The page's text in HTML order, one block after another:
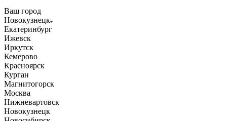
Ваш город
Новокузнецк
Екатеринбург
Ижевск
Иркутск
Кемерово
Красноярск
Курган
Магнитогорск
Москва
Нижневартовск
Новокузнецк